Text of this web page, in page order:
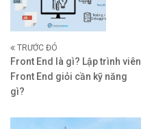
TRƯỚC ĐÓ
Front End là gì? Lập trình viên
Front End giỏi cần kỹ năng
gì?